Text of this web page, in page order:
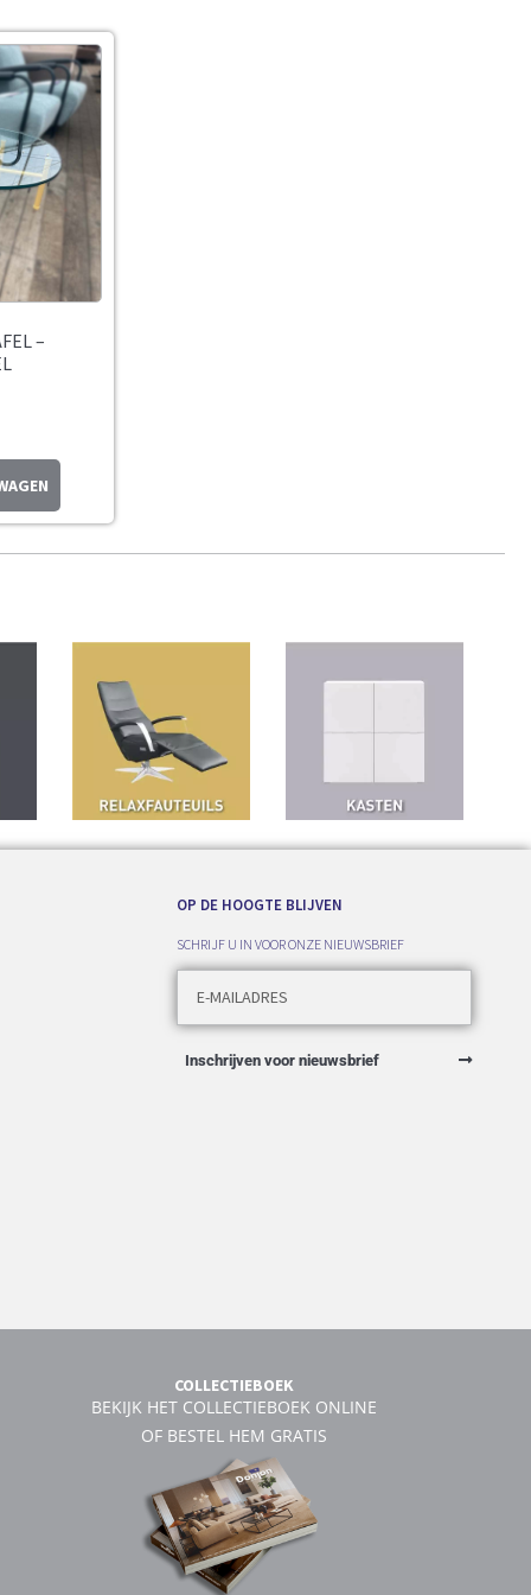
–
OP DE HOOGTE BLIJVEN
SCHRIJF U IN VOOR ONZE NIEUWSBRIEF
Inschrijven voor nieuwsbrief
COLLECTIEBOEK
BEKIJK HET COLLECTIEBOEK ONLINE
OF BESTEL HEM GRATIS